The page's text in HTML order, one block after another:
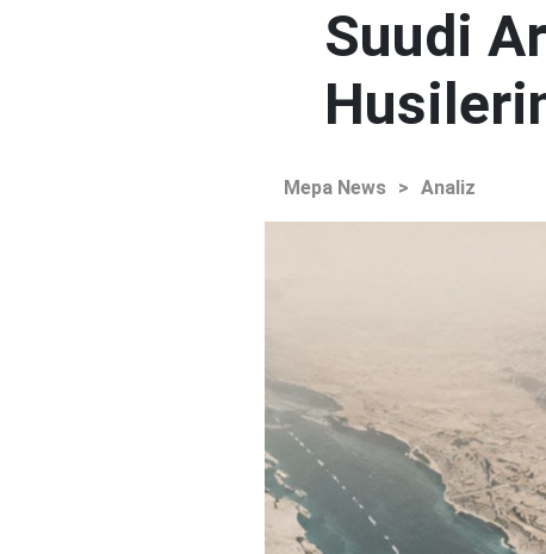
Suudi
Mepa News > Analiz